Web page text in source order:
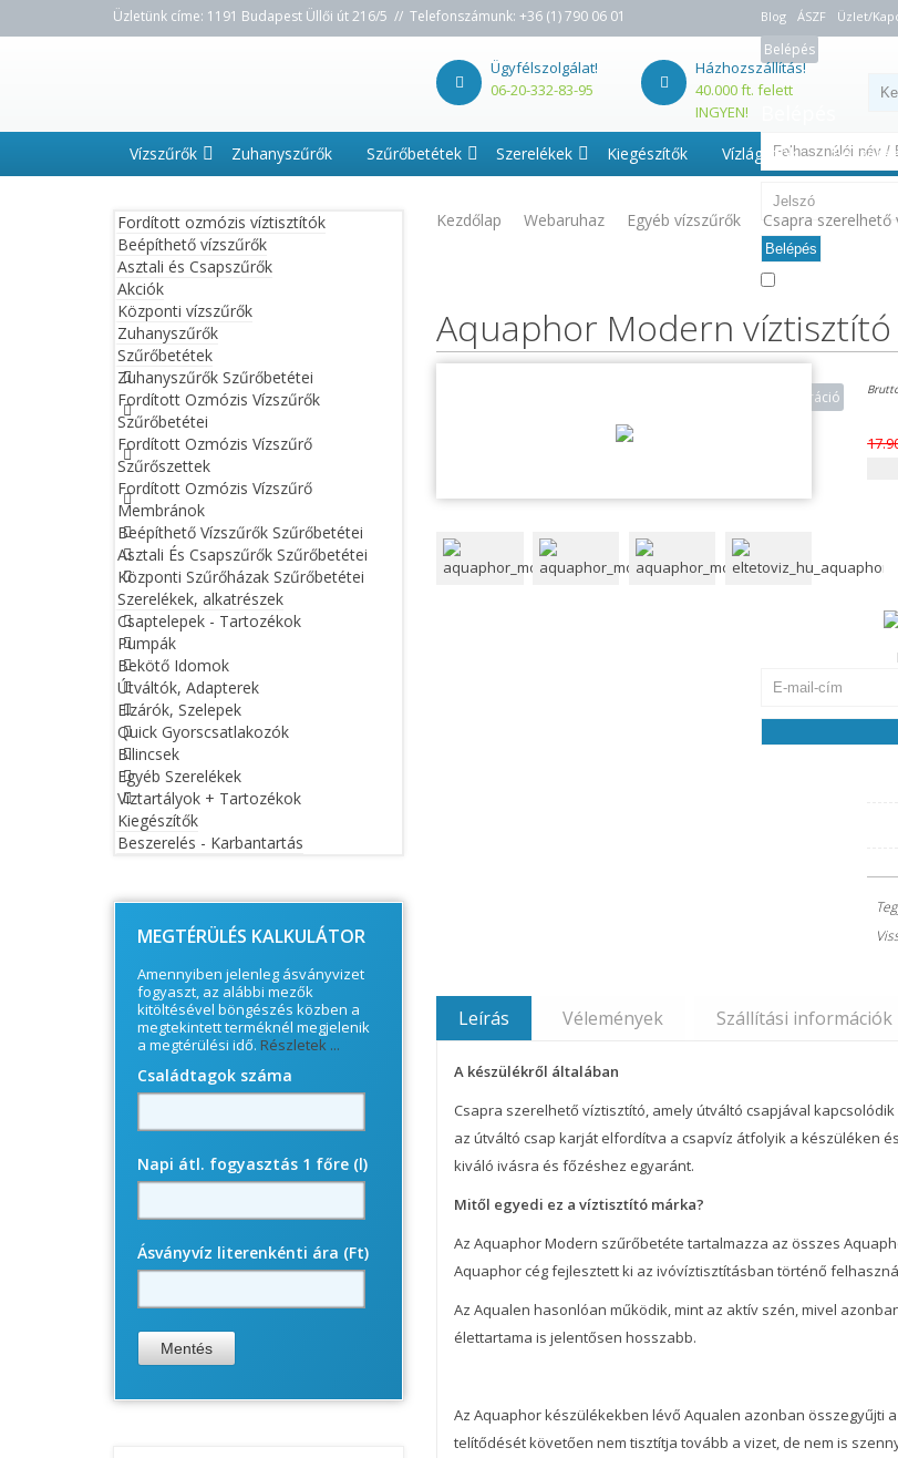
Üzletünk címe: 1191 Budapest Üllői út 216/5 // Telefonszámunk: +36 (1) 790 06 01 Blog ÁSZF Üzlet/
Belépés
Belépés
Emlékezzen rám
Regisztráció
Kérjük, írja be a
átvétele után meg
Ügyfélszolgálat!
06-20-332-83-95
Házhozszállítás!
40.000 ft. felett
INGYEN!
Vízszűrők Zuhanyszűrők Szűrőbetétek Szerelékek Kiegészítők Vízlágyítók
Fordított ozmózis víztisztítók
Beépíthető vízszűrők
Asztali és Csapszűrők
Akciók
Központi vízszűrők
Zuhanyszűrők
Szűrőbetétek
Zuhanyszűrők Szűrőbetétei
Fordított Ozmózis Vízszűrők
Szűrőbetétei
Fordított Ozmózis Vízszűrő
Szűrőszettek
Fordított Ozmózis Vízszűrő
Membránok
Beépíthető Vízszűrők Szűrőbetétei
Asztali És Csapszűrők Szűrőbetétei
Központi Szűrőházak Szűrőbetétei
Szerelékek, alkatrészek
Csaptelepek - Tartozékok
Pumpák
Bekötő Idomok
Útváltók, Adapterek
Elzárók, Szelepek
Quick Gyorscsatlakozók
Bilincsek
Egyéb Szerelékek
Víztartályok + Tartozékok
Kiegészítők
Beszerelés - Karbantartás
MEGTÉRÜLÉS KALKULÁTOR
Amennyiben jelenleg ásványvizet
fogyaszt, az alábbi mezők
kitöltésével böngészés közben a
megtekintett terméknél megjelenik
a megtérülési idő. Részletek ...
Családtagok száma
Napi átl. fogyasztás 1 főre (l)
Ásványvíz literenkénti ára (Ft)
Kezdőlap Webaruhaz Egyéb vízszűrők Csapra szerelhető
Aquaphor Modern víztisztító
Leírás Vélemények Szállítási információk
A készülékről általában
Csapra szerelhető víztisztító, amely útváltó csapjával
az útváltó csap karját elfordítva a csapvíz átfolyik a készüléken
kiváló ivásra és főzéshez egyaránt.
Mitől egyedi ez a víztisztító márka?
Az Aquaphor Modern szűrőbetéte tartalmazza az összes
Aquaphor cég fejlesztett ki az ivóvíztisztításban történő
Az Aqualen hasonlóan működik, mint az aktív szén, mivel
élettartama is jelentősen hosszabb.
Az Aquaphor készülékekben lévő Aqualen azonban összegyűjti
telítődését követően nem tisztítja tovább a vizet, de nem is